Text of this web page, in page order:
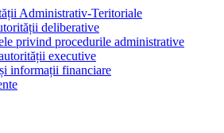
Administrativ-Teritoriale
deliberative
privind procedurile administrative
executive
informații financiare